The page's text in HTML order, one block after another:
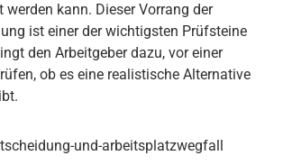
kann. Dieser Vorrang der
ist einer der wichtigsten Prüfsteine
den Arbeitgeber dazu, vor einer
ob es eine realistische Alternative